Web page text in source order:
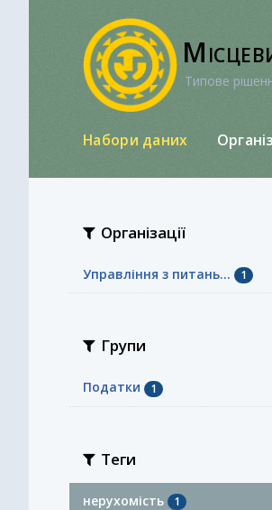
Типове
Набори даних
Організації
Управління з питань... 1
Групи
Податки 1
Теги
нерухомість 1